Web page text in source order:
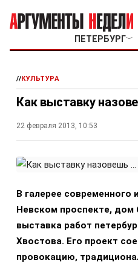
ПЕТЕРБУРГ﹀
//КУЛЬТУРА
Как выставку
22 февраля 2013, 10:53
В галерее современного
Невском проспекте, дом
выставка работ
Хвостова. Его проект
провокацию,